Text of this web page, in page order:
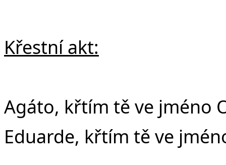
Křestní akt:
Agáto, křtím tě ve jméno
Eduarde, křtím tě ve